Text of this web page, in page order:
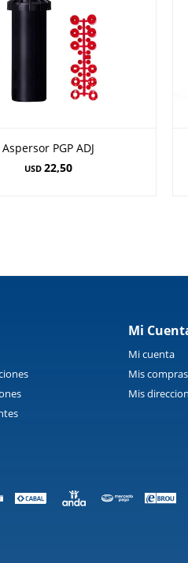
Aspersor PGP ADJ
USD 22,50
Mi
Mi cuenta
Mis compras
Mis